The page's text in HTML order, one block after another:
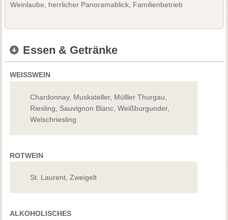
Weinlaube, herrlicher Panoramablick, Familienbetrieb
Essen & Getränke
WEISSWEIN
Chardonnay, Muskateller, Mülller Thurgau,
Riesling, Sauvignon Blanc, Weißburgunder,
Welschriesling
ROTWEIN
St. Laurent, Zweigelt
ALKOHOLISCHES